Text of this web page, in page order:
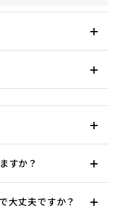
すか？
大丈夫ですか？